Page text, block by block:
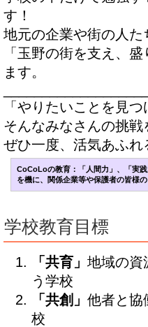
す！
地元の企業や街の人
「玉野の街を支え、
ます。
「やりたいことを見
そんなみなさんの挑
ぜひ一度、活気あふ
CoCoLoの教育：「人間力」、「実
を機に、関係企業等や保護者の皆様
学校教育目標
「共育」 地域の資
う学校
「共創」 他者と協
校